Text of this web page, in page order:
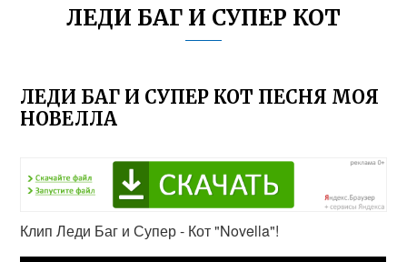
ЛЕДИ БАГ И СУПЕР КОТ
ЛЕДИ БАГ И СУПЕР КОТ ПЕСНЯ МОЯ
НОВЕЛЛА
Клип Леди Баг и Супер - Кот "Novella"!